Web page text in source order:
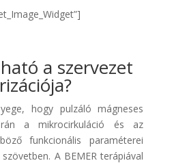
a szervezet
hogy pulzáló mágneses
a mikrocirkuláció és az
funkcionális paraméterei
A BEMER terápiával